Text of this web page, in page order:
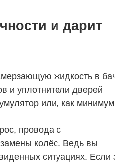
и дарит
жидкость в
и уплотнители дверей
или, как
провода с
колёс. Ведь вы
ситуациях. Если